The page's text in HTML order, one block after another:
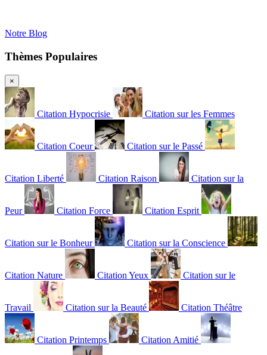
Notre Blog
Thèmes Populaires
×
Citation Hypocrisie Citation sur les Femmes
Citation Coeur Citation sur le Passé
Citation Liberté Citation Raison Citation sur la
Peur Citation Force Citation Esprit
Citation sur le Bonheur Citation sur la Conscience
Citation Nature Citation Yeux Citation sur le
Travail Citation sur la Beauté Citation Théâtre
Citation Printemps Citation Amitié